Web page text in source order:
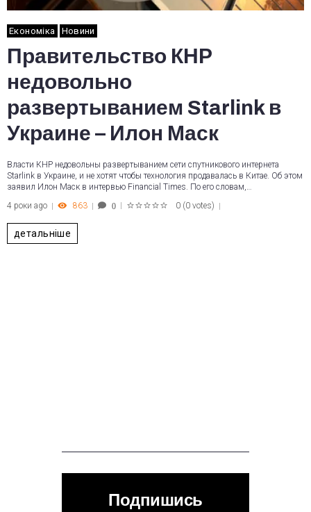
Економіка Новини
Правительство КНР
недовольно
развертыванием Starlink в
Украине – Илон Маск
Власти КНР недовольны развертыванием сети спутникового интернета
Starlink в Украине, и не хотят чтобы технология продавалась в Китае. Об этом
заявил Илон Маск в интервью Financial Times. По его словам,…
4 роки ago
863 0 0 (0 votes)
детальніше
Подпишись